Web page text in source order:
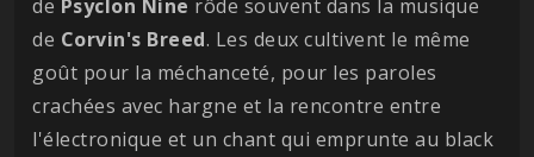
de Psyclon Nine rôde souvent dans la musique
de Corvin's Breed. Les deux cultivent le même
goût pour la méchanceté, pour les paroles
crachées avec hargne et la rencontre entre
l'électronique et un chant qui emprunte au black